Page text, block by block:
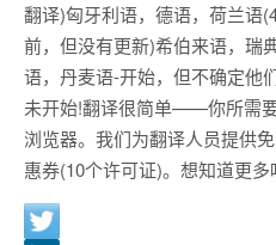
翻译)匈牙利语，德语，荷兰语
前，但没有更新)希伯来语，瑞
语，丹麦语-开始，但不确定他
未开始!翻译很简单——你所需
浏览器。我们为翻译人员提供
惠券(10个许可证)。想知道更